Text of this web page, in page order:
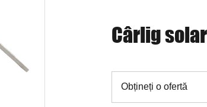
Cârlig solar
Obțineți o ofertă